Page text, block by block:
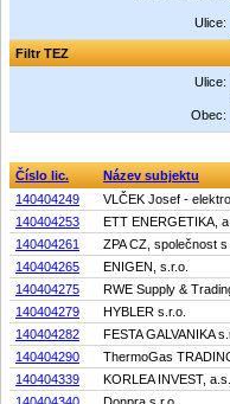
Ulice:
Filtr TEZ
Ulice:
Obec:
Číslo lic.
Název subjektu
140404249
VLČEK Josef -
140404253
ETT ENERGETIKA,
140404261
ZPA CZ, společnost
140404265
ENIGEN, s.r.o.
140404275
RWE Supply &
140404279
HYBLER s.r.o.
140404282
FESTA GALVANIKA
140404290
ThermoGas
140404339
KORLEA INVEST, a.s.